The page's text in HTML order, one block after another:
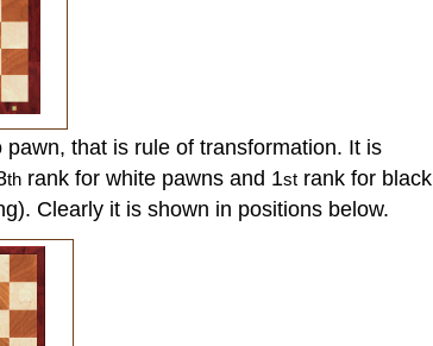
that is rule of transformation. It is
thrank for white pawns and 1strank for black
Clearly it is shown in positions below.